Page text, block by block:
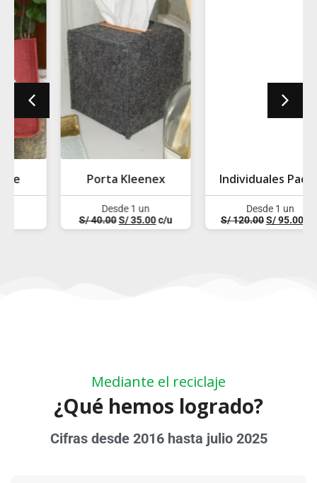
Porta Kleenex
Desde 1 un
S/35.00c/u
Individuales Pack 6
Desde 1 un
120.00S/95.00c/u
Mediante el reciclaje
¿Qué hemos logrado?
Cifras desde 2016 hasta julio 2025